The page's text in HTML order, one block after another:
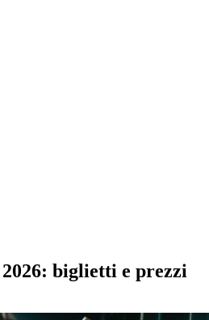
biglietti e prezzi